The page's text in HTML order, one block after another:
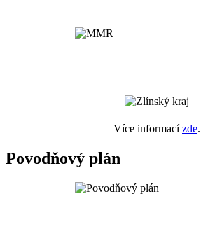
Více informacízde.
Povodňový plán